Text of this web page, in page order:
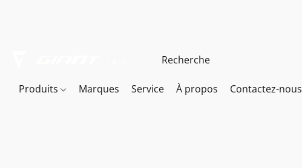
Produits Marques Service À propos Contactez-nous